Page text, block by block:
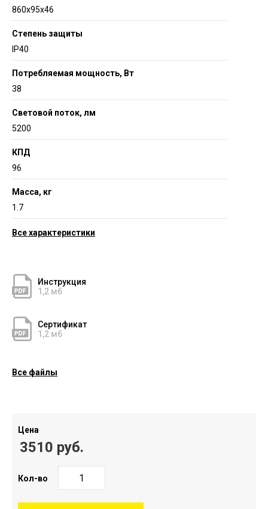
860х95х46
Степень защиты
IP40
Потребляемая мощность, Вт
38
Световой поток, лм
5200
КПД
96
Масса, кг
1.7
Все характеристики
Инструкция
1,2 мб
Сертификат
1,2 мб
Все файлы
Цена
3510 руб.
Кол-во